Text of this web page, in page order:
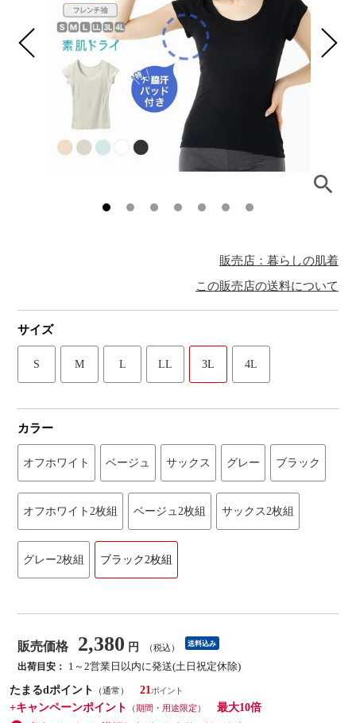
販売店：暮らしの肌着
この販売店の送料について
サイズ
S M L LL 3L 4L
カラー
オフホワイト ベージュ サックス グレー ブラック
オフホワイト2枚組 ベージュ2枚組 サックス2枚組
グレー2枚組 ブラック2枚組
販売価格 2,380 円 （税込） 送料込み
出荷目安：
1～2営業日以内に発送(土日祝定休除)
たまるdポイント
（通常）
21
+キャンペーンポイント
（期間・用途限定）
最大10倍